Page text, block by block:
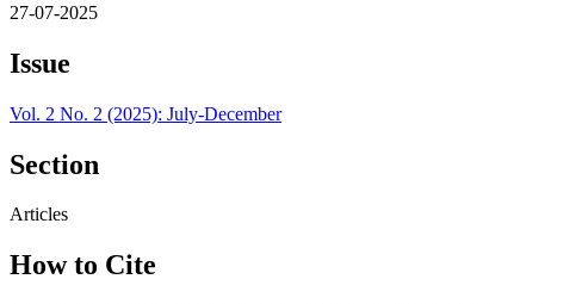
27-07-2025
Issue
Vol. 2 No. 2 (2025): July-December
Section
Articles
How to Cite